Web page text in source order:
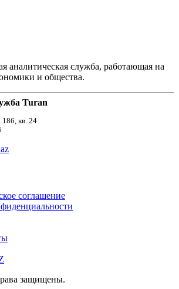
аналитическая служба, работающая на
и общества.
Turan
186, кв. 24
соглашение
защищены.